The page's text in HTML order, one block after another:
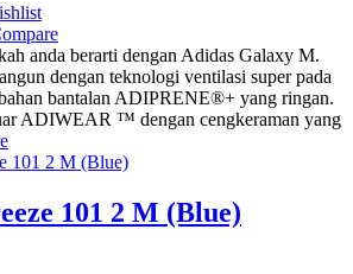
anda berarti dengan Adidas Galaxy M.
dengan teknologi ventilasi super pada
bantalan ADIPRENE®+ yang ringan.
ADIWEAR ™ dengan cengkeraman yang
101 2 M (Blue)